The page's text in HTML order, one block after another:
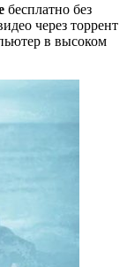
бесплатно без
через торрент
в высоком